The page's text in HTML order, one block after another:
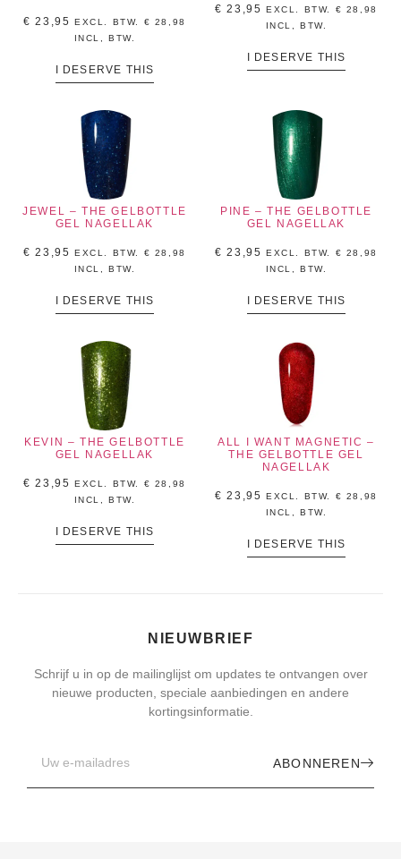
€ 23,95 EXCL. BTW. € 28,98
INCL, BTW.
I DESERVE THIS
€ 23,95 EXCL. BTW. € 28,98
INCL, BTW.
I DESERVE THIS
JEWEL – THE GELBOTTLE
GEL NAGELLAK
€ 23,95 EXCL. BTW. € 28,98
INCL, BTW.
I DESERVE THIS
PINE – THE GELBOTTLE
GEL NAGELLAK
€ 23,95 EXCL. BTW. € 28,98
INCL, BTW.
I DESERVE THIS
KEVIN – THE GELBOTTLE
GEL NAGELLAK
€ 23,95 EXCL. BTW. € 28,98
INCL, BTW.
I DESERVE THIS
ALL I WANT MAGNETIC –
THE GELBOTTLE GEL
NAGELLAK
€ 23,95 EXCL. BTW. € 28,98
INCL, BTW.
I DESERVE THIS
NIEUWBRIEF
Schrijf u in op de mailinglijst om updates te ontvangen over
nieuwe producten, speciale aanbiedingen en andere
kortingsinformatie.
ABONNEREN